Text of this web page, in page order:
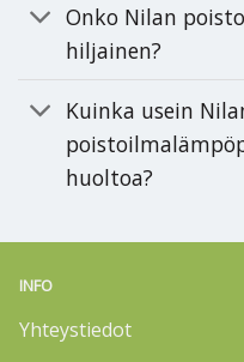
Onko Nilan
hiljainen?
Kuinka usein
huoltoa?
INFO
Yhteystiedot